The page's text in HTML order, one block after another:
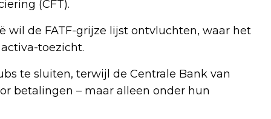
(CFT).
wil de FATF-grijze lijst ontvluchten, waar het
toezicht.
te sluiten, terwijl de Centrale Bank van
betalingen – maar alleen onder hun